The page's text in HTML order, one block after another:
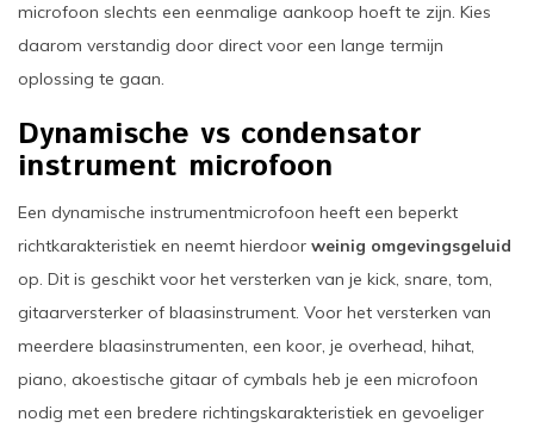
microfoon slechts een eenmalige aankoop hoeft te zijn. Kies
daarom verstandig door direct voor een lange termijn
oplossing te gaan.
Dynamische vs condensator
instrument microfoon
Een dynamische instrumentmicrofoon heeft een beperkt
richtkarakteristiek en neemt hierdoor weinig omgevingsgeluid
op. Dit is geschikt voor het versterken van je kick, snare, tom,
gitaarversterker of blaasinstrument. Voor het versterken van
meerdere blaasinstrumenten, een koor, je overhead, hihat,
piano, akoestische gitaar of cymbals heb je een microfoon
nodig met een bredere richtingskarakteristiek en gevoeliger